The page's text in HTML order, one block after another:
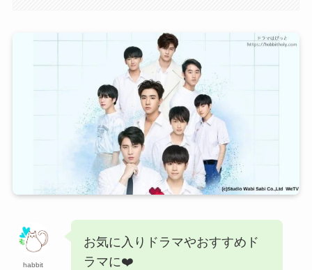
habbit
お気に入りドラマやおすすめド
ラマに❤️